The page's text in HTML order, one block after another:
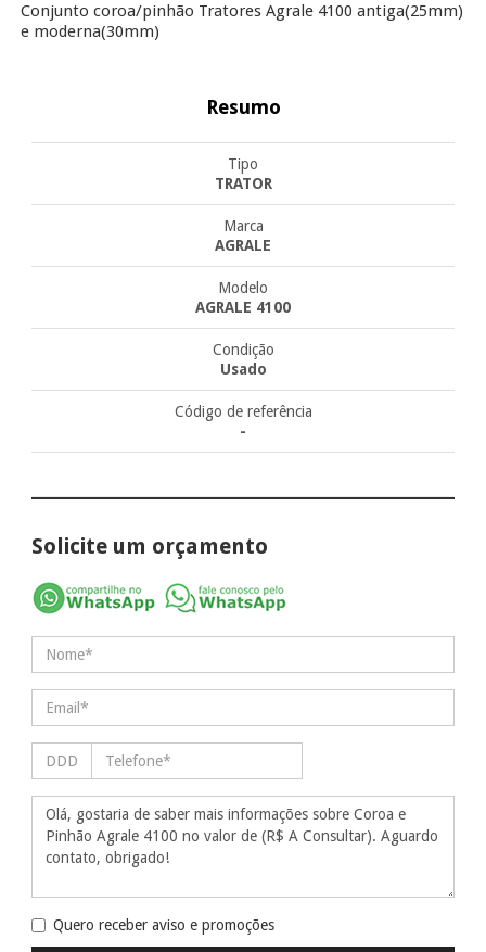
Conjunto coroa/pinhão Tratores Agrale 4100 antiga(25mm)
e moderna(30mm)
Resumo
Tipo
TRATOR
Marca
AGRALE
Modelo
AGRALE 4100
Condição
Usado
Código de referência
-
Solicite um orçamento
Quero receber aviso e promoções